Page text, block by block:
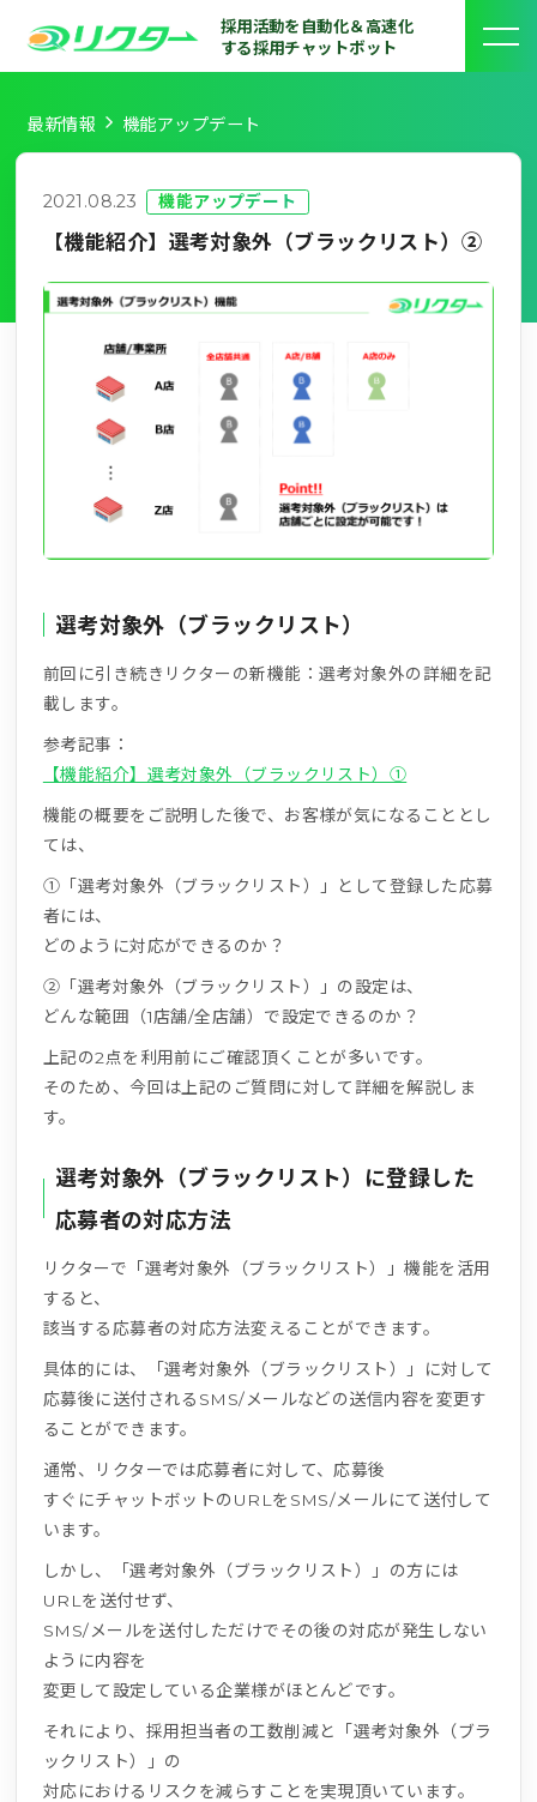
採用活動を自動化＆高速化
する採用チャットボット
最新情報 機能アップデート
2021.08.23 機能アップデート
【機能紹介】選考対象外（ブラックリスト）②
選考対象外（ブラックリスト）
前回に引き続きリクターの新機能：選考対象外の詳細を記
載します。
参考記事：
【機能紹介】選考対象外（ブラックリスト）①
機能の概要をご説明した後で、お客様が気になることとし
ては、
①「選考対象外（ブラックリスト）」として登録した応募
者には、
どのように対応ができるのか？
②「選考対象外（ブラックリスト）」の設定は、
どんな範囲（1店舗/全店舗）で設定できるのか？
上記の2点を利用前にご確認頂くことが多いです。
そのため、今回は上記のご質問に対して詳細を解説しま
す。
選考対象外（ブラックリスト）に登録した
応募者の対応方法
リクターで「選考対象外（ブラックリスト）」機能を活用
すると、
該当する応募者の対応方法変えることができます。
具体的には、「選考対象外（ブラックリスト）」に対して
応募後に送付されるSMS/メールなどの送信内容を変更す
ることができます。
通常、リクターでは応募者に対して、応募後
すぐにチャットボットのURLをSMS/メールにて送付して
います。
しかし、「選考対象外（ブラックリスト）」の方には
URLを送付せず、
SMS/メールを送付しただけでその後の対応が発生しない
ように内容を
変更して設定している企業様がほとんどです。
それにより、採用担当者の工数削減と「選考対象外（ブラ
ックリスト）」の
対応におけるリスクを減らすことを実現頂いています。